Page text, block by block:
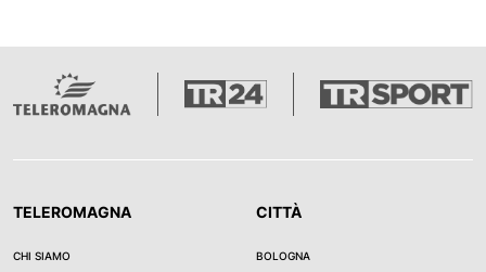
TELEROMAGNA
CHI SIAMO
CITTÀ
BOLOGNA